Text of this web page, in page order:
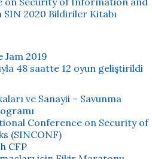
2020 Bildiriler Kitabı
Jam 2019
48 saatte 12 oyun geliştirildi
ve Sanayii – Savunma
Conference on Security of
(SINCONF)
CFP